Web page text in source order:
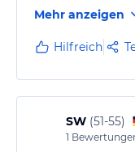
Frühstück war in
war bequem,
jegliche
etwas hellhörig
Mehr anzeigen
Hilfreich
SW (51-55)
1